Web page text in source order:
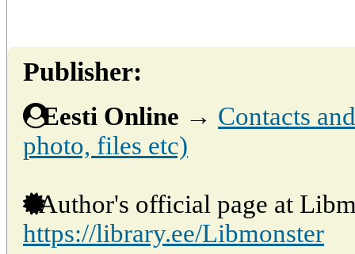
Publisher:
Eesti Online → Contacts
photo, files etc)
Author's official page at
https://library.ee/Libmonster